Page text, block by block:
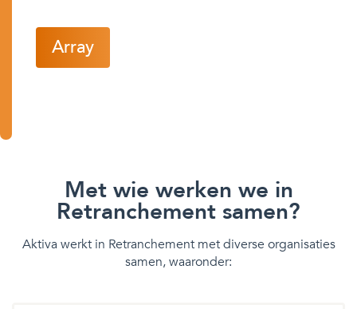
Array
Met wie werken we in
Retranchement samen?
Aktiva werkt in Retranchement met diverse organisaties
samen, waaronder: